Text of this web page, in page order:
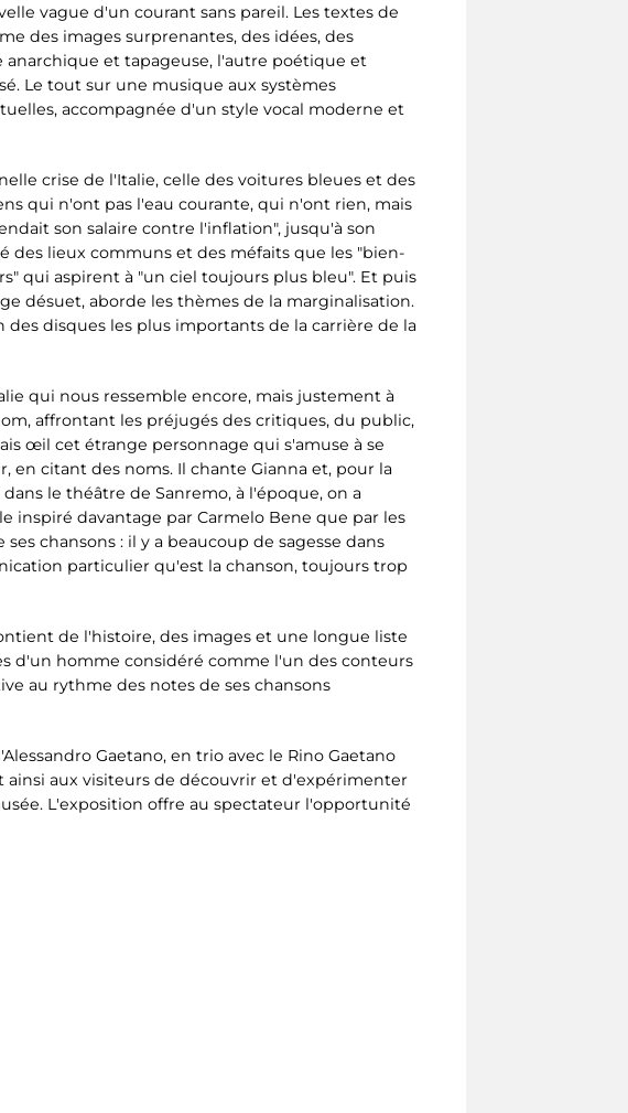
vague d'un courant sans pareil. Les textes de
des images surprenantes, des idées, des
anarchique et tapageuse, l'autre poétique et
Le tout sur une musique aux systèmes
accompagnée d'un style vocal moderne et
crise de l'Italie, celle des voitures bleues et des
qui n'ont pas l'eau courante, qui n'ont rien, mais
son salaire contre l'inflation", jusqu'à son
des lieux communs et des méfaits que les "bien-
qui aspirent à "un ciel toujours plus bleu". Et puis
désuet, aborde les thèmes de la marginalisation.
disques les plus importants de la carrière de la
qui nous ressemble encore, mais justement à
affrontant les préjugés des critiques, du public,
œil cet étrange personnage qui s'amuse à se
en citant des noms. Il chante Gianna et, pour la
le théâtre de Sanremo, à l'époque, on a
inspiré davantage par Carmelo Bene que par les
chansons : il y a beaucoup de sagesse dans
particulier qu'est la chanson, toujours trop
de l'histoire, des images et une longue liste
d'un homme considéré comme l'un des conteurs
au rythme des notes de ses chansons
Gaetano, en trio avec le Rino Gaetano
ainsi aux visiteurs de découvrir et d'expérimenter
L'exposition offre au spectateur l'opportunité